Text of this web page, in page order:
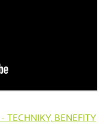
TECHNIKY, BENEFITY